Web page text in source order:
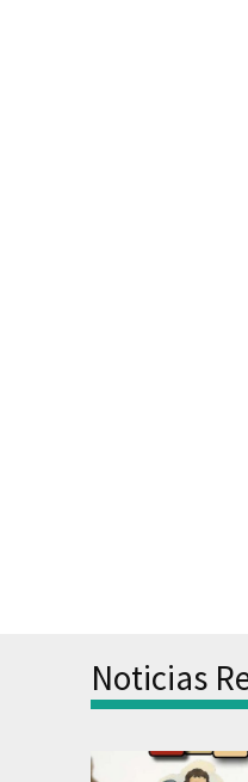
Noticias